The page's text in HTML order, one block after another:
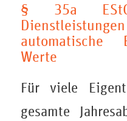
§ 35a
automatische
Werte
Für viele
gesamte